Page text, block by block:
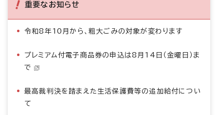
重要なお知らせ
令和8年10月から、粗大ごみの対象が変わります
プレミアム付電子商品券の申込は8月14日（金曜日）ま
で
最高裁判決を踏まえた生活保護費等の追加給付につい
て